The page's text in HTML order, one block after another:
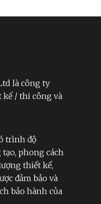
là công ty
kế / thi công và
trình độ
tạo, phong cách
thiết kế,
đảm bảo và
bảo hành của